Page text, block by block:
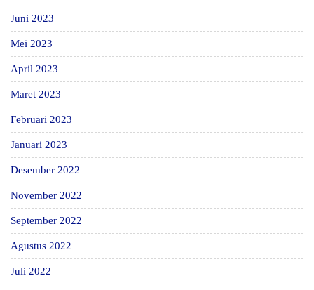
Juni 2023
Mei 2023
April 2023
Maret 2023
Februari 2023
Januari 2023
Desember 2022
November 2022
September 2022
Agustus 2022
Juli 2022